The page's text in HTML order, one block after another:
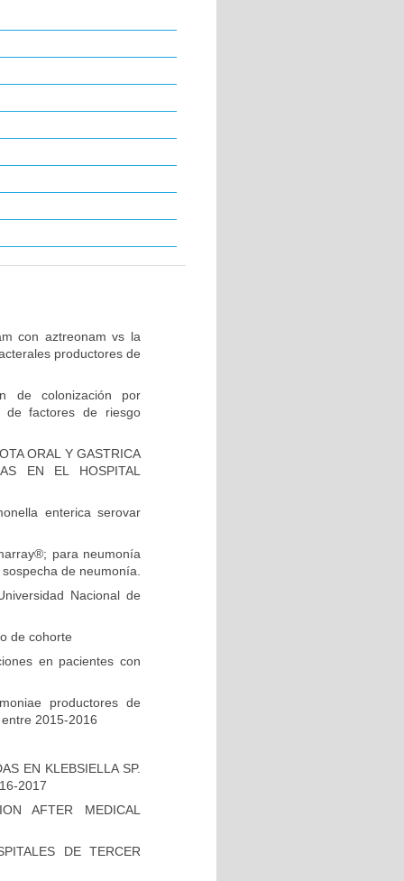
con aztreonam vs la
productores de
de colonización por
de factores de riesgo
ORAL Y GASTRICA
EN EL HOSPITAL
enterica serovar
para neumonía
de neumonía.
Nacional de
de cohorte
en pacientes con
productores de
2015-2016
EN KLEBSIELLA SP.
2017
AFTER MEDICAL
DE TERCER